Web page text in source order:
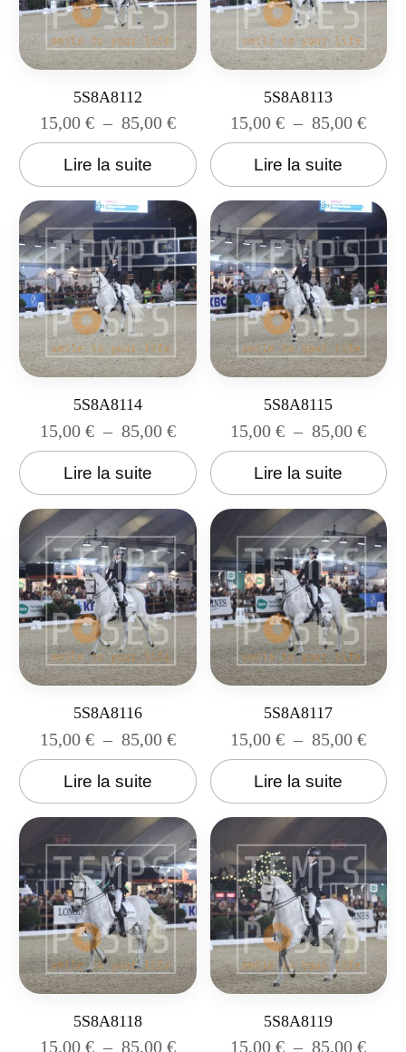
5S8A8112
15,00 € – 85,00 €
Lire la suite
5S8A8113
15,00€ – 85,00€
Lire la suite
5S8A8114
15,00 € – 85,00 €
Lire la suite
5S8A8115
15,00€ – 85,00€
Lire la suite
5S8A8116
15,00 € – 85,00 €
Lire la suite
5S8A8117
15,00€ – 85,00€
Lire la suite
5S8A8118
15,00 € – 85,00 €
5S8A8119
15,00€ – 85,00€